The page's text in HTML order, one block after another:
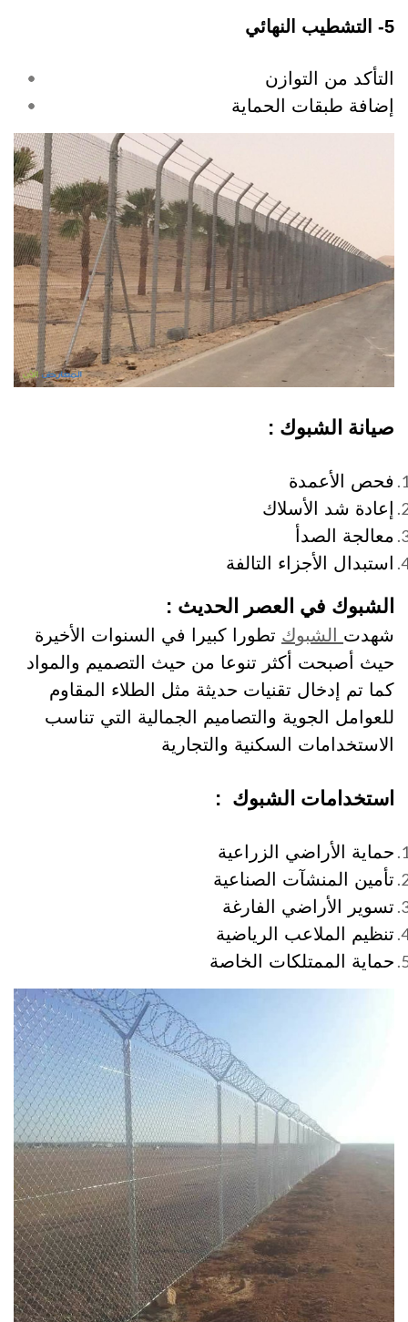
5- التشطيب النهائي
التأكد من التوازن
إضافة طبقات الحماية
صيانة الشبوك :
فحص الأعمدة
إعادة شد الأسلاك
معالجة الصدأ
استبدال الأجزاء التالفة
الشبوك في العصر الحديث :
شهدت الشبوك تطورا كبيرا في السنوات الأخيرة
حيث أصبحت أكثر تنوعا من حيث التصميم والمواد
كما تم إدخال تقنيات حديثة مثل الطلاء المقاوم
للعوامل الجوية والتصاميم الجمالية التي تناسب
الاستخدامات السكنية والتجارية
استخدامات الشبوك :
حماية الأراضي الزراعية
تأمين المنشآت الصناعية
تسوير الأراضي الفارغة
تنظيم الملاعب الرياضية
حماية الممتلكات الخاصة